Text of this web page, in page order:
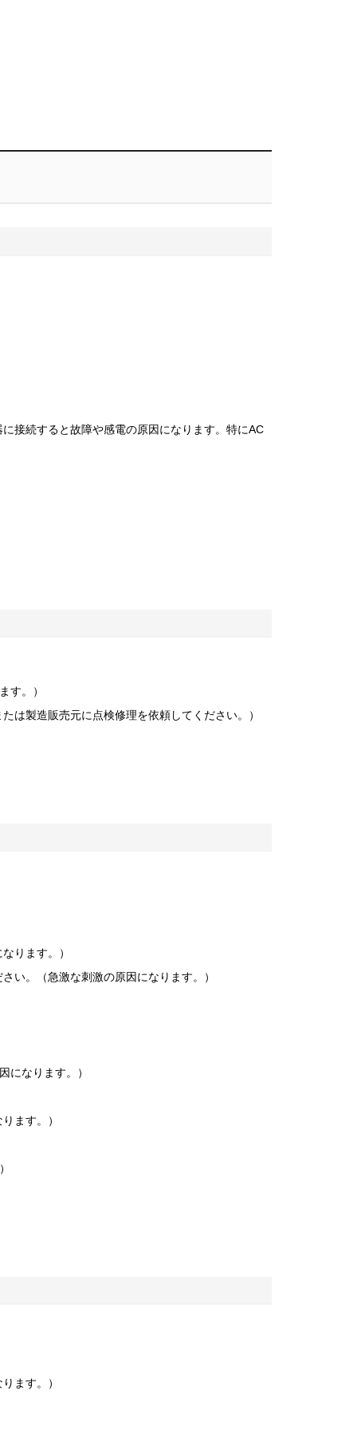
接続すると故障や感電の原因になります。特にAC
す。）
は製造販売元に点検修理を依頼してください。）
ります。）
い。（急激な刺激の原因になります。）
になります。）
ます。）
ます。）